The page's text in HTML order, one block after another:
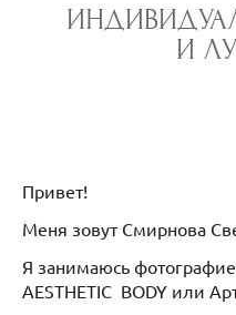
И
Привет!
Меня зовут Смирнова
Я занимаюсь
AESTHETIC BODY или